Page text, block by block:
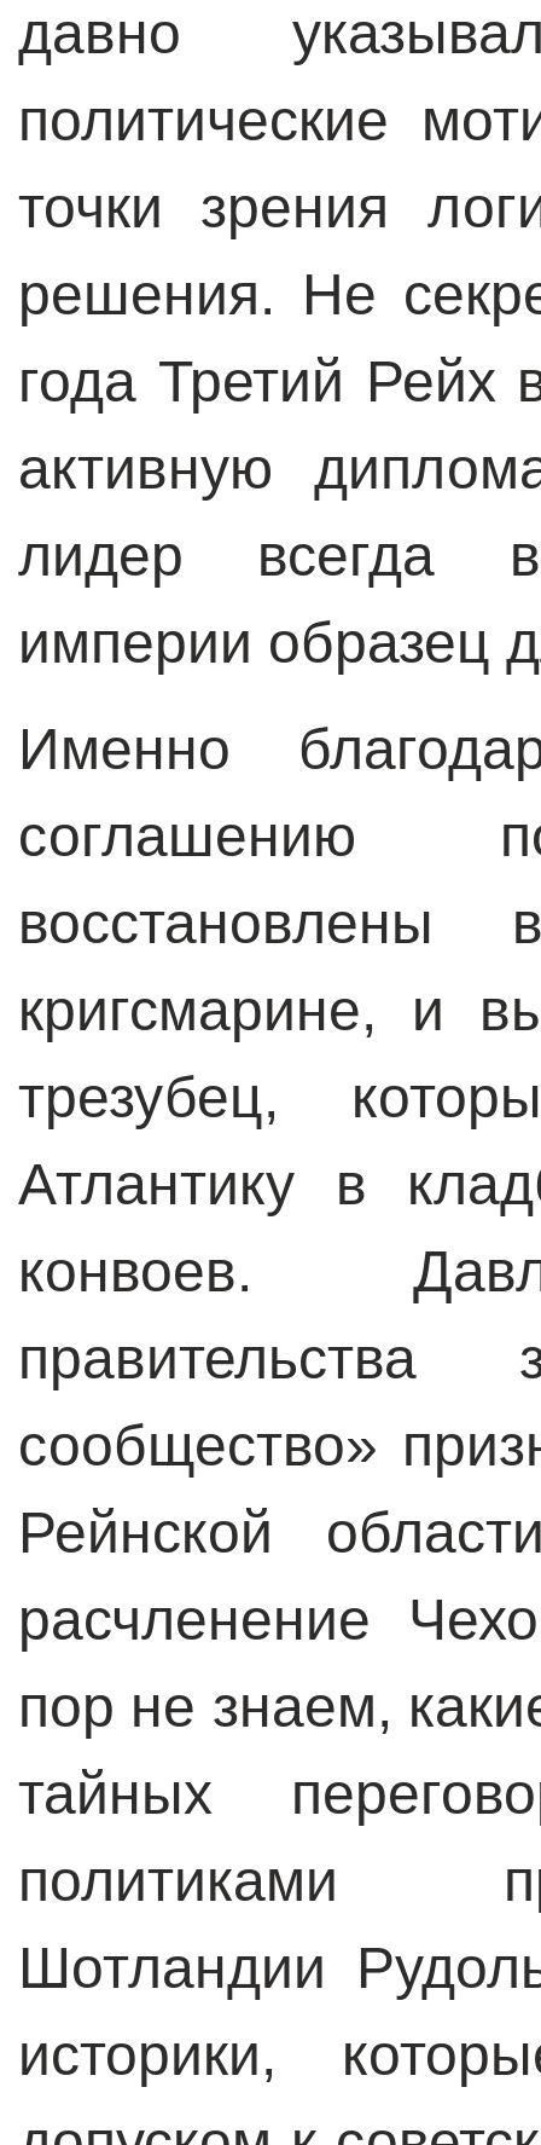
давно
политические
точки зрения
решения. Не
года Третий Рейх
активную
лидер всегда
империи образец
Именно
восстановлены
кригсмарине, и
трезубец,
Атлантику в
конвоев.
правительства
сообщество»
Рейнской
расчленение
пор не знаем,
тайных
политиками
Шотландии
историки,